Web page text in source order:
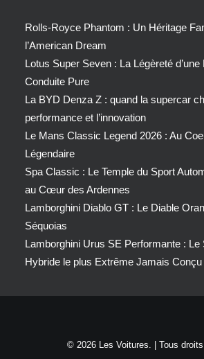
Rolls-Royce Phantom : Un Héritage
l’American Dream
Lotus Super Seven : La Légèreté
Conduite Pure
La BYD Denza Z : quand la supercar
performance et l’innovation
Le Mans Classic Legend 2026 : Au
Légendaire
Spa Classic : Le Temple du Sport
au Cœur des Ardennes
Lamborghini Diablo GT : Le Diable
Séquoias
Lamborghini Urus SE Performante : Le
Hybride le plus Extrême Jamais Conçu
© 2026 Les Voitures. | Tous